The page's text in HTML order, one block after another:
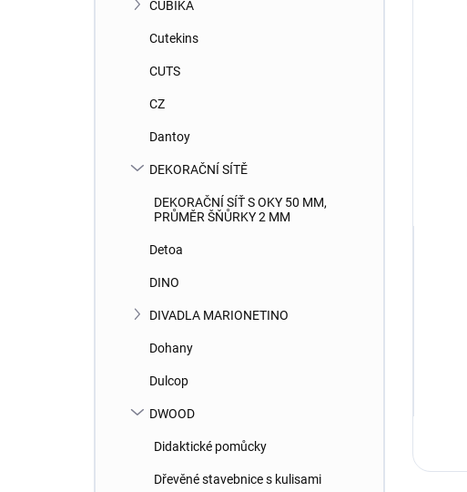
CUBIKA
Cutekins
CUTS
CZ
Dantoy
DEKORAČNÍ SÍTĚ
DEKORAČNÍ SÍŤ S OKY 50 MM,
PRŮMĚR ŠŇŮRKY 2 MM
Detoa
DINO
DIVADLA MARIONETINO
Dohany
Dulcop
DWOOD
Didaktické pomůcky
Dřevěné stavebnice s kulisami